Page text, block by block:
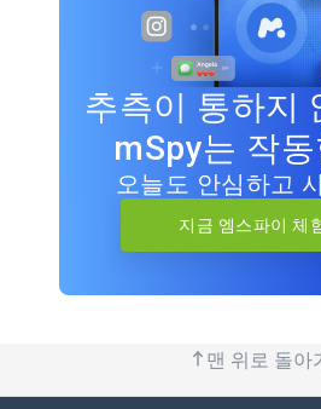
추측이 통하지
mSpy는 작
오늘도 안심하고
지금 엠스파이 체
맨 위로 돌아